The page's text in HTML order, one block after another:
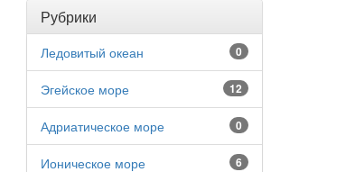
Рубрики
0
Ледовитый океан
12
Эгейское море
0
Адриатическое море
6
Ионическое море